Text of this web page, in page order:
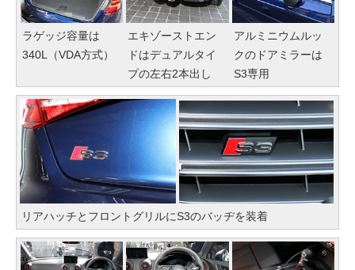
ラゲッジ容量は
340L（VDA方式）
エキゾーストエン
ドはデュアルタイ
プの左右2本出し
アルミニウムルッ
クのドアミラーは
S3専用
リアハッチとフロントグリルにS3のバッヂを装着